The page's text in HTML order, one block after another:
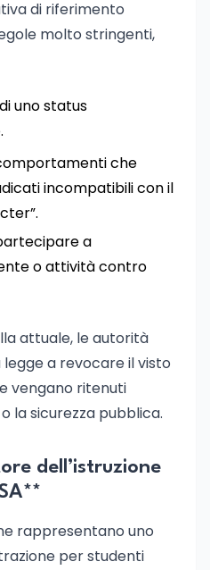
di riferimento
molto stringenti,
uno status
che
incompatibili con il
a
o attività contro
attuale, le autorità
a revocare il visto
vengano ritenuti
la sicurezza pubblica.
dell’istruzione
rappresentano uno
per studenti